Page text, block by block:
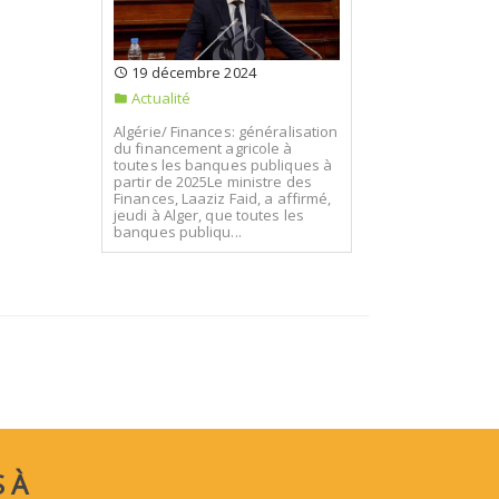
19 décembre 2024
Actualité
Algérie/ Finances: généralisation
du financement agricole à
toutes les banques publiques à
partir de 2025Le ministre des
Finances, Laaziz Faid, a affirmé,
jeudi à Alger, que toutes les
banques publiqu...
À